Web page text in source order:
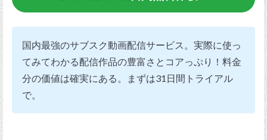
国内最強のサブスク動画配信サービス。実際に使っ
てみてわかる配信作品の豊富さとコアっぷり！料金
分の価値は確実にある。まずは31日間トライアル
で。